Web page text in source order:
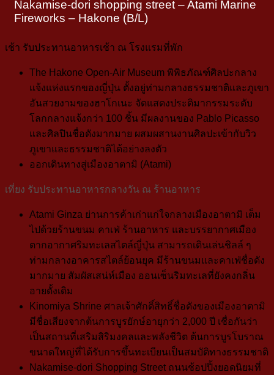
Nakamise-dori shopping street – Atami Marine
Fireworks – Hakone (B/L)
เช้า รับประทานอาหารเช้า ณ โรงแรมที่พัก
The Hakone Open-Air Museum พิพิธภัณฑ์ศิลปะกลาง
แจ้งแห่งแรกของญี่ปุ่น ตั้งอยู่ท่ามกลางธรรมชาติและภูเขา
อันสวยงามของฮาโกเนะ จัดแสดงประติมากรรมระดับ
โลกกลางแจ้งกว่า 100 ชิ้น มีผลงานของ Pablo Picasso
และศิลปินชื่อดังมากมาย ผสมผสานงานศิลปะเข้ากับวิว
ภูเขาและธรรมชาติได้อย่างลงตัว
ออกเดินทางสู่เมืองอาตามิ (Atami)
เที่ยง รับประทานอาหารกลางวัน ณ ร้านอาหาร
Atami Ginza ย่านการค้าเก่าแก่ใจกลางเมืองอาตามิ เต็ม
ไปด้วยร้านขนม คาเฟ่ ร้านอาหาร และบรรยากาศเมือง
ตากอากาศริมทะเลสไตล์ญี่ปุ่น สามารถเดินเล่นชิลล์ ๆ
ท่ามกลางอาคารสไตล์ย้อนยุค มีร้านขนมและคาเฟ่ชื่อดัง
มากมาย สัมผัสเสน่ห์เมือง ออนเซ็นริมทะเลที่ยังคงกลิ่น
อายดั้งเดิม
Kinomiya Shrine ศาลเจ้าศักดิ์สิทธิ์ชื่อดังของเมืองอาตามิ
มีชื่อเสียงจากต้นการบูรยักษ์อายุกว่า 2,000 ปี เชื่อกันว่า
เป็นสถานที่เสริมสิริมงคลและพลังชีวิต ต้นการบูรโบราณ
ขนาดใหญ่ที่ได้รับการขึ้นทะเบียนเป็นสมบัติทางธรรมชาติ
Nakamise-dori Shopping Street ถนนช้อปปิ้งยอดนิยมที่